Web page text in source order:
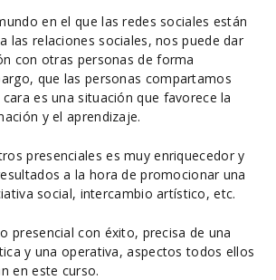
en el que las redes sociales están
las relaciones sociales, nos puede dar
con otras personas de forma
que las personas compartamos
es una situación que favorece la
y el aprendizaje.
presenciales es muy enriquecedor y
a la hora de promocionar una
social, intercambio artístico, etc.
presencial con éxito, precisa de una
y una operativa, aspectos todos ellos
en este curso.